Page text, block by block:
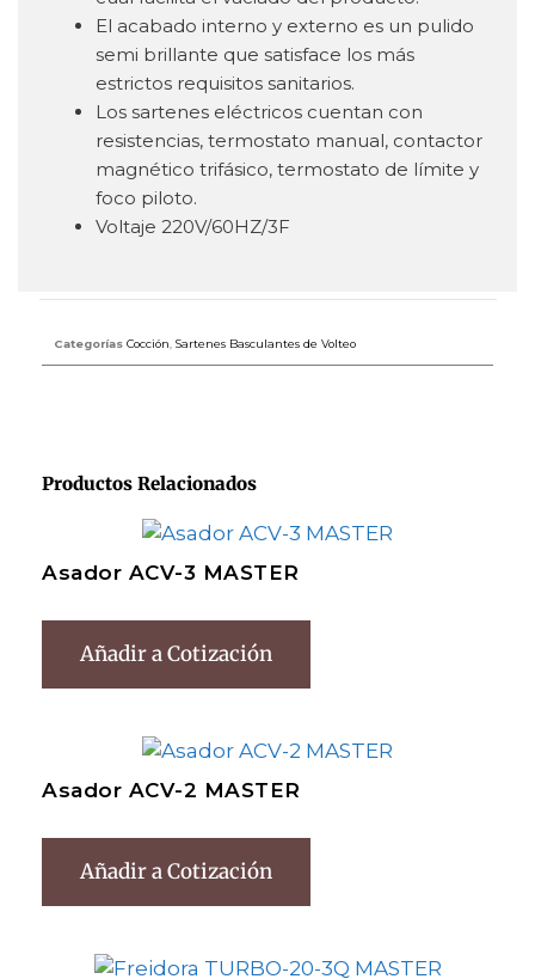
El acabado interno y externo es un pulido
semi brillante que satisface los más
estrictos requisitos sanitarios.
Los sartenes eléctricos cuentan con
resistencias, termostato manual, contactor
magnético trifásico, termostato de límite y
foco piloto.
Voltaje 220V/60HZ/3F
Categorías Cocción, Sartenes Basculantes de Volteo
Productos Relacionados
Asador ACV-3 MASTER
Añadir a Cotización
Asador ACV-2 MASTER
Añadir a Cotización